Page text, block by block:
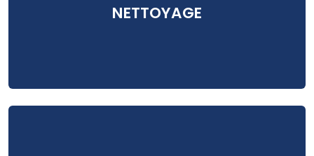
NETTOYAGE